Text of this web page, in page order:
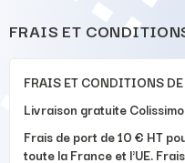
FRAIS ET
FRAIS ET CONDITIONS
Livraison gratuite
Frais de port de 10 € HT
toute la France et l'UE.